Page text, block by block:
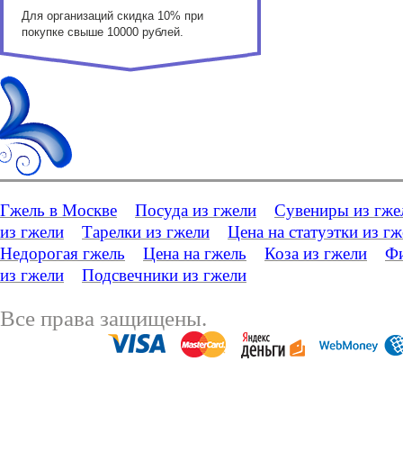
Для организаций скидка 10% при
покупке свыше 10000 рублей.
Гжель в Москве Посуда из гжели
Сувениры из
из гжели
Тарелки из гжели
Цена на статуэтки из
Недорогая гжель
Цена на гжель Коза из гжели
из гжели
Подсвечники из гжели
Все права защищены.